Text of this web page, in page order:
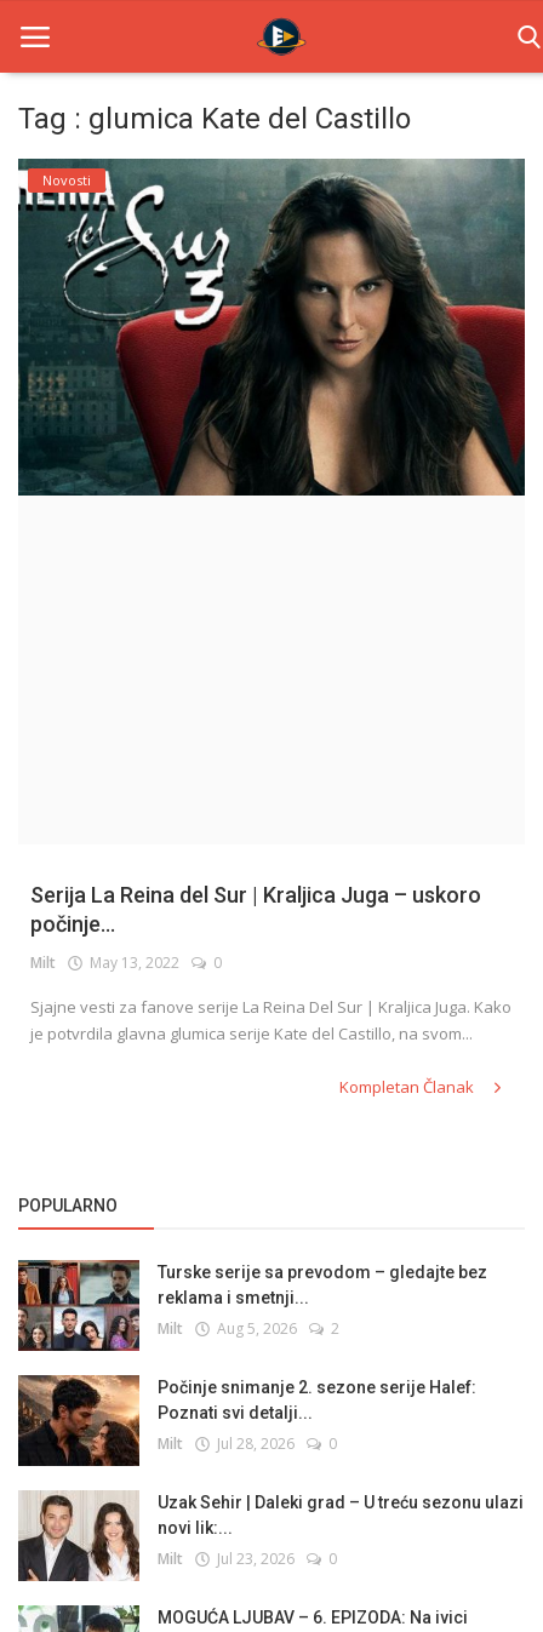
Home
Novosti
TV Serije
Filmovi
Glumci
Contact
Login
Tag : glumica Kate del Castillo
Novosti
Serija La Reina del Sur | Kraljica Juga – uskoro
počinje...
Milt May 13, 2022 0
Sjajne vesti za fanove serije La Reina Del Sur | Kraljica Juga. Kako
je potvrdila glavna glumica serije Kate del Castillo, na svom...
Kompletan Članak
POPULARNO
Turske serije sa prevodom – gledajte bez
reklama i smetnji...
Milt Aug 5, 2026 2
Počinje snimanje 2. sezone serije Halef:
Poznati svi detalji...
Milt Jul 28, 2026 0
Uzak Sehir | Daleki grad – U treću sezonu ulazi
novi lik:...
Milt Jul 23, 2026 0
MOGUĆA LJUBAV – 6. EPIZODA: Na ivici